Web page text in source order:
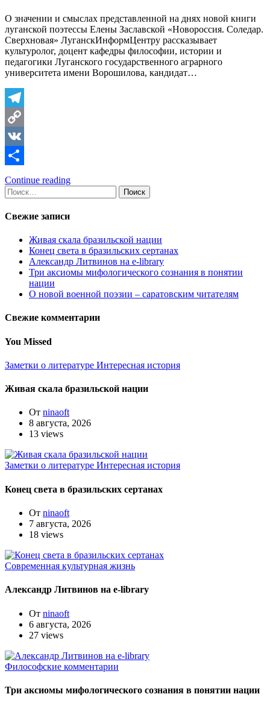
О значении и смыслах представленной на днях новой книги
луганской поэтессы Елены Заславской «Новороссия. Соледар.
Сверхновая» ЛуганскИнформЦентру рассказывает
культуролог, доцент кафедры философии, истории и
педагогики Луганского государственного аграрного
университета имени Ворошилова, кандидат…
Telegram
Copy
Link
VK
Отправить
Continue reading
Найти:
Свежие записи
Живая скала бразильской нации
Конец света в бразильских сертанах
Александр Литвинов на e-library
Три аксиомы мифологического сознания в понятии
нации
О новой военной поэзии – саратовским читателям
Свежие комментарии
You Missed
Заметки о литературе Интересная история
Живая скала бразильской нации
От ninaoft
8 августа, 2026
13 views
Заметки о литературе Интересная история
Конец света в бразильских сертанах
От ninaoft
7 августа, 2026
18 views
Современная культурная жизнь
Александр Литвинов на e-library
От ninaoft
6 августа, 2026
27 views
Философские комментарии
Три аксиомы мифологического сознания в понятии нации